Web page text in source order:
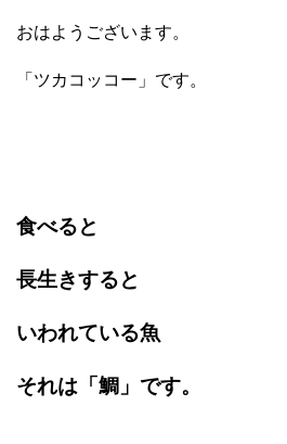
おはようございます。
「ツカコッコー」です。
食べると
長生きすると
いわれている魚
それは「鯛」です。